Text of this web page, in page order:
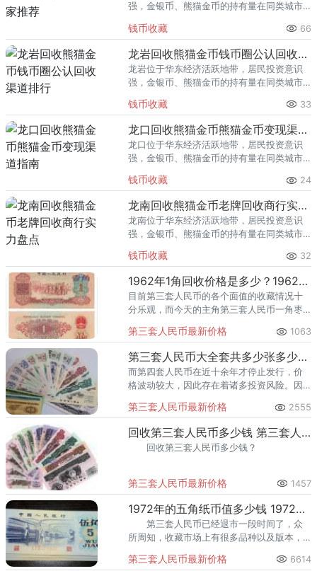
强，金银币、熊猫金币的持有量在同类城市
熊猫金币的需求就明显升温，但鱼龙混杂的
回收渠道里，能精准识别版别溢
钱币收藏 66
龙岩回收熊猫金币钱币圈公认回收渠道排行
龙岩位于华东经济活跃地带，居民投资意识
强，金银币、熊猫金币的持有量在同类城市
熊猫金币的需求就明显升温，但鱼龙混杂的
回收渠道里，能精准识别版别溢
钱币收藏 33
龙口回收熊猫金币熊猫金币变现渠道指南
龙口位于华东经济活跃地带，居民投资意识
强，金银币、熊猫金币的持有量在同类城市
熊猫金币的需求就明显升温，但鱼龙混杂的
回收渠道里，能精准识别版别溢
钱币收藏 24
龙南回收熊猫金币老牌回收商行实力盘点
龙南位于华东经济活跃地带，居民投资意识
强，金银币、熊猫金币的持有量在同类城市
熊猫金币的需求就明显升温，但鱼龙混杂的
回收渠道里，能精准识别版别溢
钱币收藏 32
1962年1角回收价格是多少？1962年1角回收行情怎么样？
目前第三套人民币的各个面值的收藏情况十
分乐观，而今天的主角第三套人民币一角枣
分品种暴涨，1962年1角人民币值4万元。
第三套人民币最新价格 1063
第三套人民币大全套共多少张多少钱？值得收藏投资吗？
而第四套人民币在近十余年才停止发行，价
格波动较大，因此存在着诸多投资风险。因
最具投资价值的高性价比藏品。
第三套人民币最新价格 2555
回收第三套人民币多少钱 第三套人民币最新价格
回收第三套人民币多少钱？
第三套人民币最新价格 1457
1972年的五角纸币值多少钱 1972年的五角纸币市场价格
第三套人民币已经退市一段时间了，众
所周知，收藏市场上有很多品种以及版本，
民币由于年代久远，在市场上有价无市，行
第三套人民币最新价格 6614